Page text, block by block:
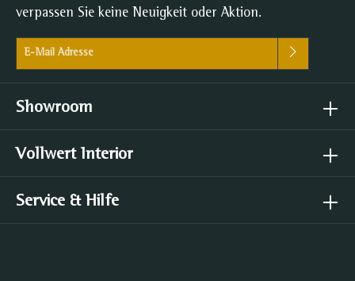
verpassen Sie keine Neuigkeit oder Aktion.
E-Mail-Adresse*
Showroom
Vollwert Interior
Service & Hilfe